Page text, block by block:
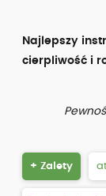
Najlepszy
cierpliwość i
+ Zalety